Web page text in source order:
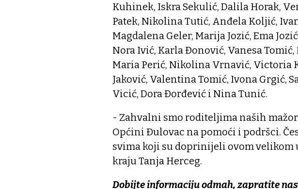
Kuhinek, Iskra Sekulić, Dalila Horak,
Patek, Nikolina Tutić, Anđela Koljić,
Magdalena Geler, Marija Jozić, Ema
Nora Ivić, Karla Đonović, Vanesa
Maria Perić, Nikolina Vrnavić, Victoria
Jaković, Valentina Tomić, Ivona Grgić,
Vicić, Dora Đorđević i Nina Tunić.
- Zahvalni smo roditeljima naših
Općini Đulovac na pomoći i podršci.
svima koji su doprinijeli ovom velikom
kraju Tanja Herceg.
Dobijte informaciju odmah, zapratite